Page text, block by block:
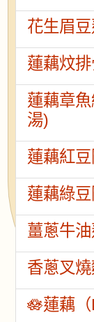
花生眉
蓮藕炆
蓮藕章
湯)
蓮藕紅
蓮藕綠
薑蔥牛
香蔥叉
🪷蓮藕（